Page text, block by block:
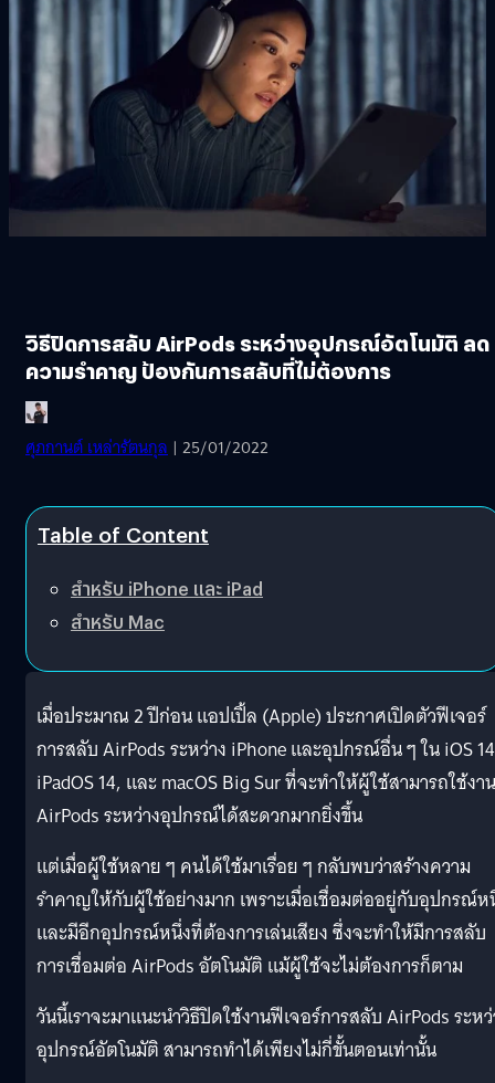
วิธีปิดการสลับ AirPods ระหว่างอุปกรณ์อัตโนมัติ ลด
ความรำคาญ ป้องกันการสลับที่ไม่ต้องการ
ศุภกานต์ เหล่ารัตนกุล | 25/01/2022
Table of Content
สำหรับ iPhone และ iPad
สำหรับ Mac
เมื่อประมาณ 2 ปีก่อน แอปเปิ้ล (Apple) ประกาศเปิดตัวฟีเจอร์
การสลับ AirPods ระหว่าง iPhone และอุปกรณ์อื่น ๆ ใน iOS
iPadOS 14, และ macOS Big Sur ที่จะทำให้ผู้ใช้สามารถใช้งาน
AirPods ระหว่างอุปกรณ์ได้สะดวกมากยิ่งขึ้น
แต่เมื่อผู้ใช้หลาย ๆ คนได้ใช้มาเรื่อย ๆ กลับพบว่าสร้างความ
รำคาญให้กับผู้ใช้อย่างมาก เพราะเมื่อเชื่อมต่ออยู่กับอุปกรณ์ห
และมีอีกอุปกรณ์หนึ่งที่ต้องการเล่นเสียง ซึ่งจะทำให้มีการสลับ
การเชื่อมต่อ AirPods อัตโนมัติ แม้ผู้ใช้จะไม่ต้องการก็ตาม
วันนี้เราจะมาแนะนำวิธีปิดใช้งานฟีเจอร์การสลับ AirPods ระห
อุปกรณ์อัตโนมัติ สามารถทำได้เพียงไม่กี่ขั้นตอนเท่านั้น